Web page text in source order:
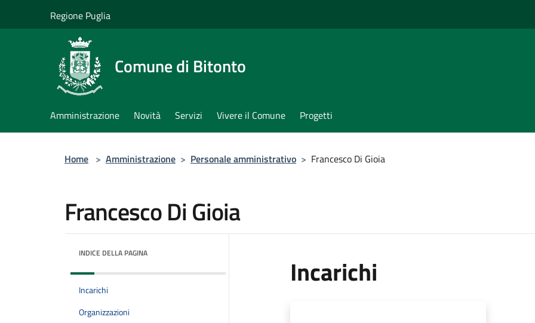
Regione Puglia
Comune di Bitonto
Amministrazione Novità Servizi Vivere il Comune Progetti
Home > Amministrazione > Personale amministrativo > Francesco Di Gioia
Francesco Di Gioia
INDICE DELLA PAGINA
Incarichi
Organizzazioni
Incarichi